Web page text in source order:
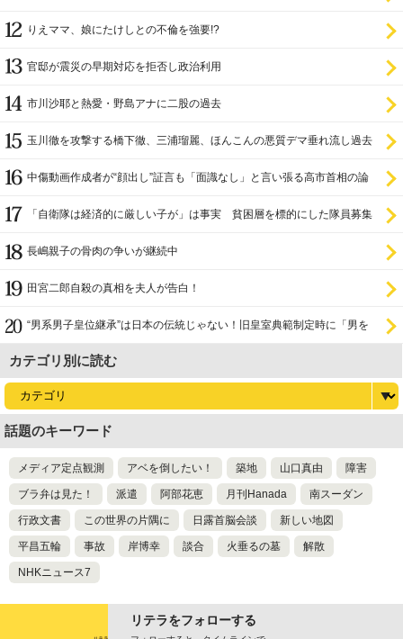
りえママ、娘にたけしとの不倫を強要!?
官邸が震災の早期対応を拒否し政治利用
市川沙耶と熱愛・野島アナに二股の過去
玉川徹を攻撃する橋下徹、三浦瑠麗、ほんこんの悪質デマ垂れ流し過去
中傷動画作成者が“顔出し”証言も「面識なし」と言い張る高市首相の論
「自衛隊は経済的に厳しい子が」は事実 貧困層を標的にした隊員募集
長嶋親子の骨肉の争いが継続中
田宮二郎自殺の真相を夫人が告白！
“男系男子皇位継承”は日本の伝統じゃない！旧皇室典範制定時に「男を
尊び女を卑む」と
カテゴリ別に読む
話題のキーワード
メディア定点観測 アベを倒したい！ 築地 山口真由 障害
ブラ弁は見た！ 派遣 阿部花恵 月刊Hanada 南スーダン
行政文書 この世界の片隅に 日露首脳会談 新しい地図
平昌五輪 事故 岸博幸 談合 火垂るの墓 解散
NHKニュース7
リテラをフォローする